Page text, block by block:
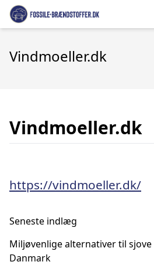
Vindmoeller.dk
Vindmoeller.dk
https://vindmoeller.dk/
Seneste indlæg
Miljøvenlige alternativer til
Danmark